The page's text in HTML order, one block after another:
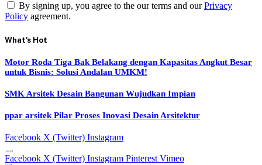
By signing up, you agree to the our terms and ourPrivacy
Policy agreement.
What's Hot
Motor Roda Tiga Bak Belakang dengan Kapasitas Angkut Besar
untuk Bisnis: Solusi Andalan UMKM!
SMK Arsitek Desain Bangunan Wujudkan Impian
ppar arsitek Pilar Proses Inovasi Desain Arsitektur
Facebook X (Twitter) Instagram
Facebook X (Twitter) Instagram Pinterest Vimeo